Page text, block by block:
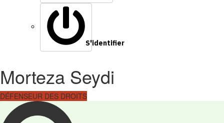
S'identifier
Morteza Seydi
DÉFENSEUR DES DROITS